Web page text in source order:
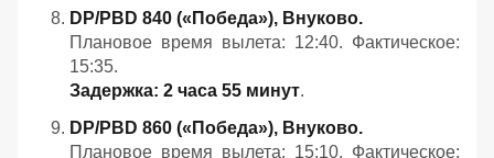
DP/PBD 840 («Победа»), Внуково.
Плановое время вылета: 12:40. Фактическое:
15:35.
Задержка: 2 часа 55 минут.
DP/PBD 860 («Победа»), Внуково.
Плановое время вылета: 15:10. Фактическое: